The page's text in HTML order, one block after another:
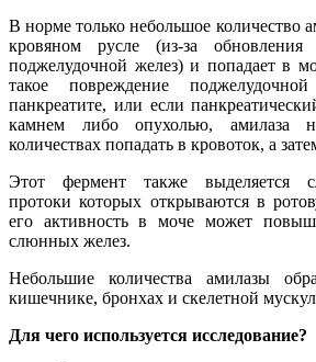
В норме только небольшое количество
кровяном русле (из-за
поджелудочной желез) и попадает в
такое повреждение
панкреатите, или если
камнем либо опухолью, амилаза
количествах попадать в кровоток, а
Этот фермент также выделяется
протоки которых открываются в
его активность в моче может
слюнных желез.
Небольшие количества амилазы
кишечнике, бронхах и скелетной
Для чего используется исследование?